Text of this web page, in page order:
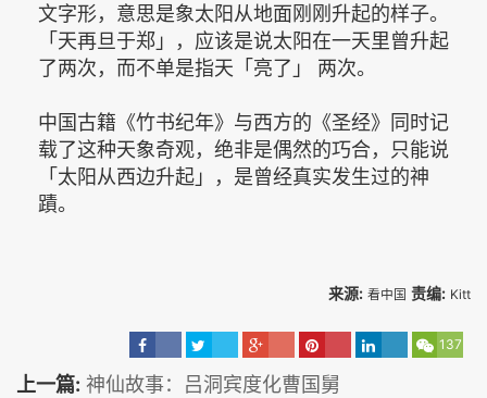
文字形，意思是象太阳从地面刚刚升起的样子。
「天再旦于郑」，应该是说太阳在一天里曾升起
了两次，而不单是指天「亮了」 两次。
中国古籍《竹书纪年》与西方的《圣经》同时记
载了这种天象奇观，绝非是偶然的巧合，只能说
「太阳从西边升起」，是曾经真实发生过的神
蹟。
来源: 看中国 责编: Kitt
137
上一篇: 神仙故事：吕洞宾度化曹国舅